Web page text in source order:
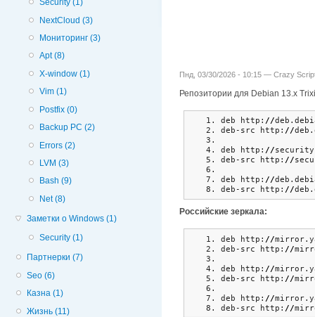
Security (1)
NextCloud (3)
Мониторинг (3)
Apt (8)
X-window (1)
Vim (1)
Postfix (0)
Backup PC (2)
Errors (2)
LVM (3)
Bash (9)
Net (8)
Заметки о Windows (1)
Security (1)
Партнерки (7)
Seo (6)
Казна (1)
Жизнь (11)
Пнд, 03/30/2026 - 10:15 — Crazy
Репозитории для Debian 13.x
deb http: //
deb-src http: //
deb http: //
deb-src http: //
deb http: //
deb-src http: //
Российские зеркала:
deb http: //
deb-src http: //
deb http: //
deb-src http: //
deb http: //
deb-src http: //